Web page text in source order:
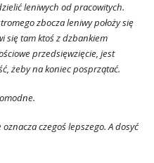
leniwych od pracowitych.
zbocza leniwy położy się
się tam ktoś z dzbankiem
przedsięwzięcie, jest
żeby na koniec posprzątać.
czegoś lepszego. A dosyć